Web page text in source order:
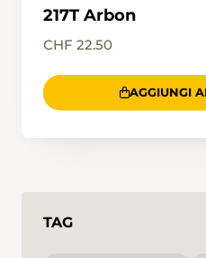
217T Arbon
CHF 22.50
AGGIUNGI
TAG